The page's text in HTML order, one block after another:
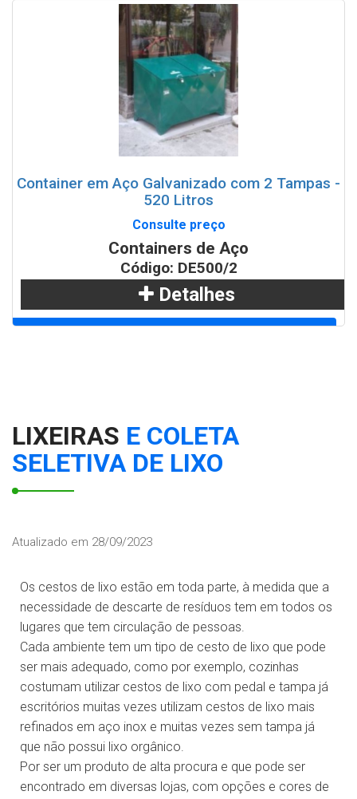
WhatsApp
Container em Aço Galvanizado com 2 Tampas -
520 Litros
Consulte preço
Containers de Aço
Código: DE500/2
Detalhes
LIXEIRAS E COLETA
SELETIVA DE LIXO
Atualizado em 28/09/2023
Os cestos de lixo estão em toda parte, à medida que a
necessidade de descarte de resíduos tem em todos os
lugares que tem circulação de pessoas.
Cada ambiente tem um tipo de cesto de lixo que pode
ser mais adequado, como por exemplo, cozinhas
costumam utilizar cestos de lixo com pedal e tampa já
escritórios muitas vezes utilizam cestos de lixo mais
refinados em aço inox e muitas vezes sem tampa já
que não possui lixo orgânico.
Por ser um produto de alta procura e que pode ser
encontrado em diversas lojas, com opções e cores de